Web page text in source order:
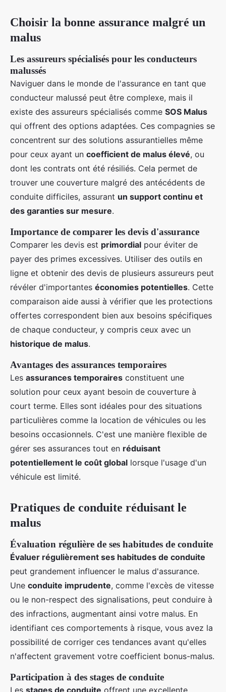
Choisir la bonne assurance malgré un
malus
Les assureurs spécialisés pour les conducteurs
malussés
Naviguer dans le monde de l'assurance en tant que
conducteur malussé peut être complexe, mais il
existe des assureurs spécialisés comme SOS Malus
qui offrent des options adaptées. Ces compagnies se
concentrent sur des solutions assurantielles même
pour ceux ayant un coefficient de malus élevé, ou
dont les contrats ont été résiliés. Cela permet de
trouver une couverture malgré des antécédents de
conduite difficiles, assurant un support continu et
des garanties sur mesure.
Importance de comparer les devis d'assurance
Comparer les devis est primordial pour éviter de
payer des primes excessives. Utiliser des outils en
ligne et obtenir des devis de plusieurs assureurs peut
révéler d'importantes économies potentielles. Cette
comparaison aide aussi à vérifier que les protections
offertes correspondent bien aux besoins spécifiques
de chaque conducteur, y compris ceux avec un
historique de malus.
Avantages des assurances temporaires
Les assurances temporaires constituent une
solution pour ceux ayant besoin de couverture à
court terme. Elles sont idéales pour des situations
particulières comme la location de véhicules ou les
besoins occasionnels. C'est une manière flexible de
gérer ses assurances tout en réduisant
potentiellement le coût global lorsque l'usage d'un
véhicule est limité.
Pratiques de conduite réduisant le
malus
Évaluation régulière de ses habitudes de conduite
Évaluer régulièrement ses habitudes de conduite
peut grandement influencer le malus d'assurance.
Une conduite imprudente, comme l'excès de vitesse
ou le non-respect des signalisations, peut conduire à
des infractions, augmentant ainsi votre malus. En
identifiant ces comportements à risque, vous avez la
possibilité de corriger ces tendances avant qu'elles
n'affectent gravement votre coefficient bonus-malus.
Participation à des stages de conduite